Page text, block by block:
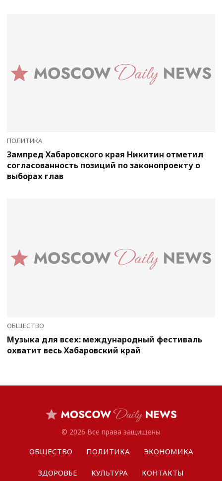
ПОЛИТИКА
Зампред Хабаровского края Никитин отметил
согласованность позиций по законопроекту о
выборах глав
ОБЩЕСТВО
Музыка для всех: международный фестиваль
охватит весь Хабаровский край
© 2026 Все права защищены
ОБЩЕСТВО ПОЛИТИКА ЭКОНОМИКА
ЗДОРОВЬЕ КУЛЬТУРА КОНТАКТЫ